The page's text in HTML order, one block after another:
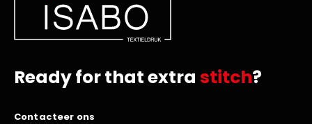
Ready for that extra stitch?
Contacteer ons